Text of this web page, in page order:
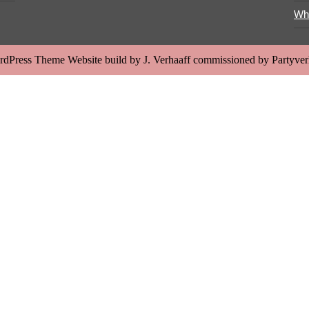
ThemeWebsite build by J. Verhaaff commissioned by